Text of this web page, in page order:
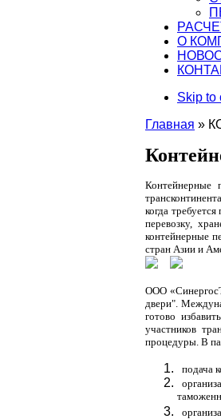
О
Skip to
Главная »
Контейнерные
когда
перевозку,
контейнерные
стран Азии и
ООО
двери".
готово
участников
процедуры. В
подача